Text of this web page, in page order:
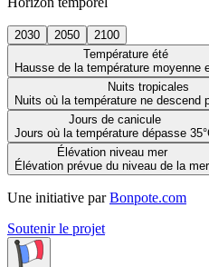
2030 2050
2100
Température été
Hausse de la température moyenne
Nuits tropicales
Nuits où la température ne descend
Jours de canicule
Jours où la température dépasse
Élévation niveau mer
Élévation prévue du niveau de la mer
Une initiative par Bonpote.com
Soutenir le projet